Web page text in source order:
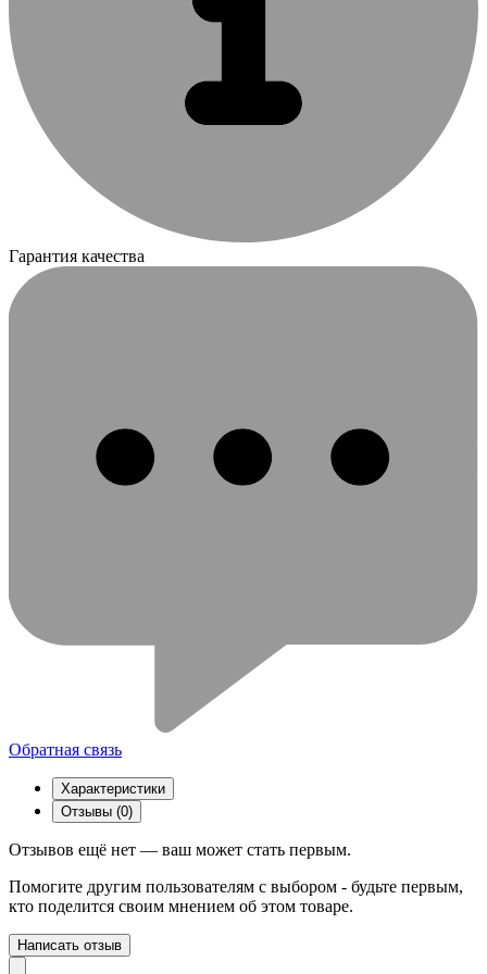
Гарантия качества
Обратная связь
Характеристики
Отзывы (0)
Отзывов ещё нет — ваш может стать первым.
Помогите другим пользователям с выбором - будьте первым,
кто поделится своим мнением об этом товаре.
Написать отзыв